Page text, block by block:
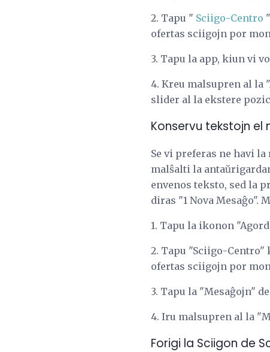
2. Tapu " Sciigo-Centro
ofertas sciigojn por
3. Tapu la app, kiun vi
4. Kreu malsupren al la
slider al la ekstere
Konservu tekstojn
Se vi preferas ne havi la
malŝalti la
envenos teksto, sed la
diras "1 Nova Mesaĝo".
1. Tapu la ikonon
2. Tapu "Sciigo-
ofertas sciigojn por
3. Tapu la "Mesaĝojn"
4. Iru malsupren al la
Forigi la Sciigon de